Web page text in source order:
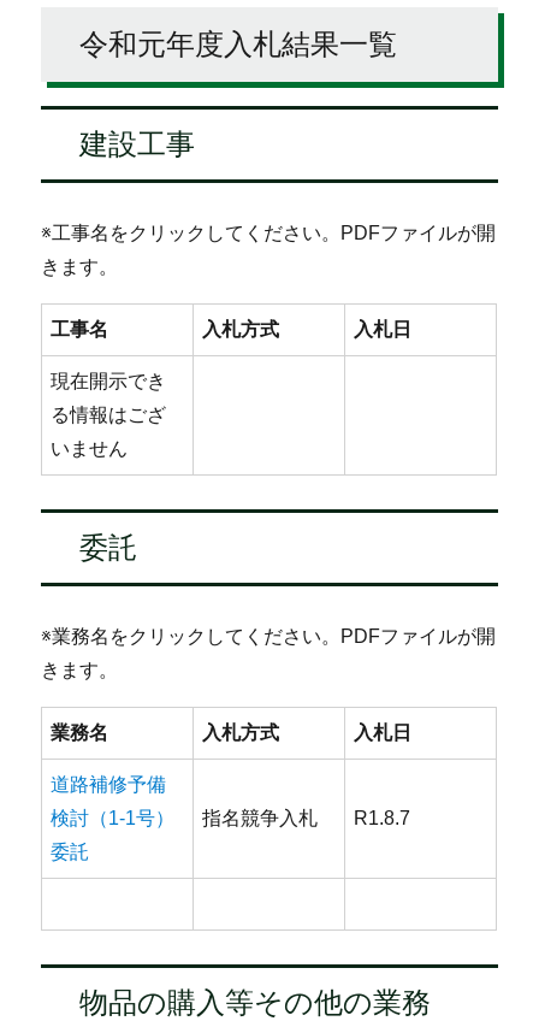
令和元年度入札結果一覧
建設工事
※工事名をクリックしてください。PDFファイルが開
きます。
工事名 入札方式 入札日
現在開示でき
る情報はござ
いません
委託
※業務名をクリックしてください。PDFファイルが開
きます。
業務名 入札方式 入札日
道路補修予備
検討（1-1号）
委託
指名競争入札 R1.8.7
物品の購入等その他の業務